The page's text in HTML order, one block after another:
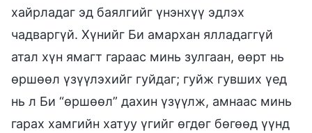
хайрладаг эд баялгийг үнэнхүү эдлэх
чадваргүй. Хүнийг Би амархан ялладаггүй
атал хүн ямагт гараас минь зулгаан, өөрт нь
өршөөл үзүүлэхийг гуйдаг; гуйж гувших үед
нь л Би “өршөөл” дахин үзүүлж, амнаас минь
гарах хамгийн хатуу үгийг өгдөг бөгөөд үүнд